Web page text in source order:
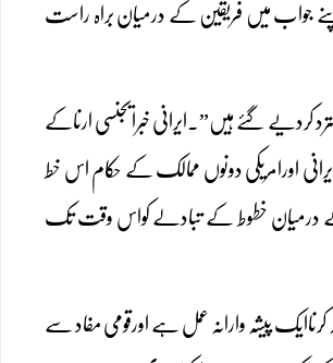
جواب میں فریقین کے درمیان براہ راست
کردیے گئے ہیں”۔ایرانی خبرایجنسی ارناکے
پہنچایاتھا۔ایرانی اورامریکی دونوں ممالک کے حکام اس خط
درمیان خطوط کے تبادلے کواس وقت تک
پیشہ وارانہ عمل ہے اورقومی مفاد سے